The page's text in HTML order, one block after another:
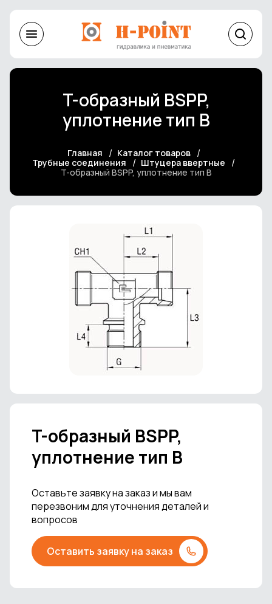
T-образный BSPP,
уплотнение тип В
Главная
Каталог товаров
Трубные соединения
Штуцера ввертные
T-образный BSPP, уплотнение тип В
T-образный BSPP,
уплотнение тип В
Оставьте заявку на заказ и мы вам
перезвоним для уточнения деталей и
вопросов
Оставить заявку на заказ